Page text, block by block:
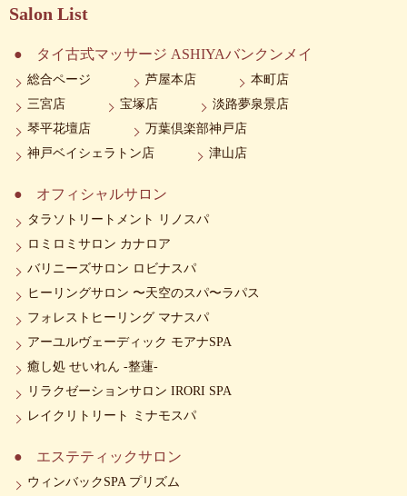
Salon List
タイ古式マッサージ ASHIYAバンクンメイ
総合ページ 芦屋本店
本町店
三宮店
宝塚店
淡路夢泉景店
琴平花壇店
万葉倶楽部神戸店
神戸ベイシェラトン店
津山店
オフィシャルサロン
タラソトリートメント リノスパ
ロミロミサロン カナロア
バリニーズサロン ロビナスパ
ヒーリングサロン 〜天空のスパ〜ラパス
フォレストヒーリング マナスパ
アーユルヴェーディック モアナSPA
癒し処 せいれん -整蓮-
リラクゼーションサロン IRORI SPA
レイクリトリート ミナモスパ
エステティックサロン
ウィンバックSPA プリズム